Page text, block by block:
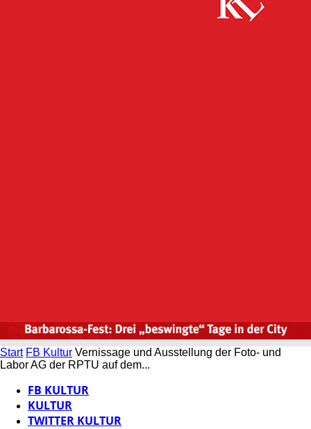
Start FB Kultur Vernissage und Ausstellung der Foto- und
Labor AG der RPTU auf dem...
FB KULTUR
KULTUR
TWITTER KULTUR